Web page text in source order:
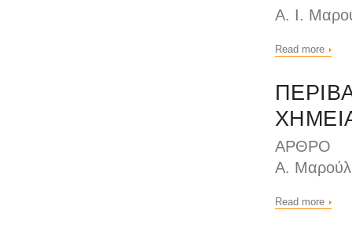
Α. Ι.
Read more
ΑΡΘΡΟ
Α.
Read more